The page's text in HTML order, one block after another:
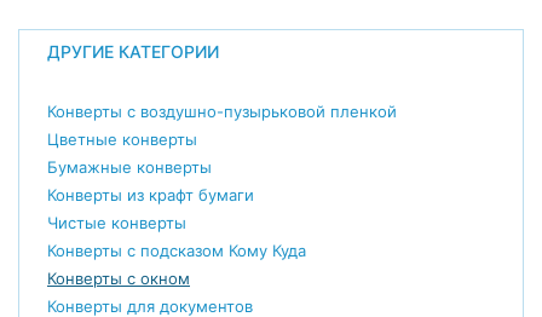
ДРУГИЕ КАТЕГОРИИ
Конверты с воздушно-пузырьковой пленкой
Цветные конверты
Бумажные конверты
Конверты из крафт бумаги
Чистые конверты
Конверты с подсказом Кому Куда
Конверты с окном
Конверты для документов